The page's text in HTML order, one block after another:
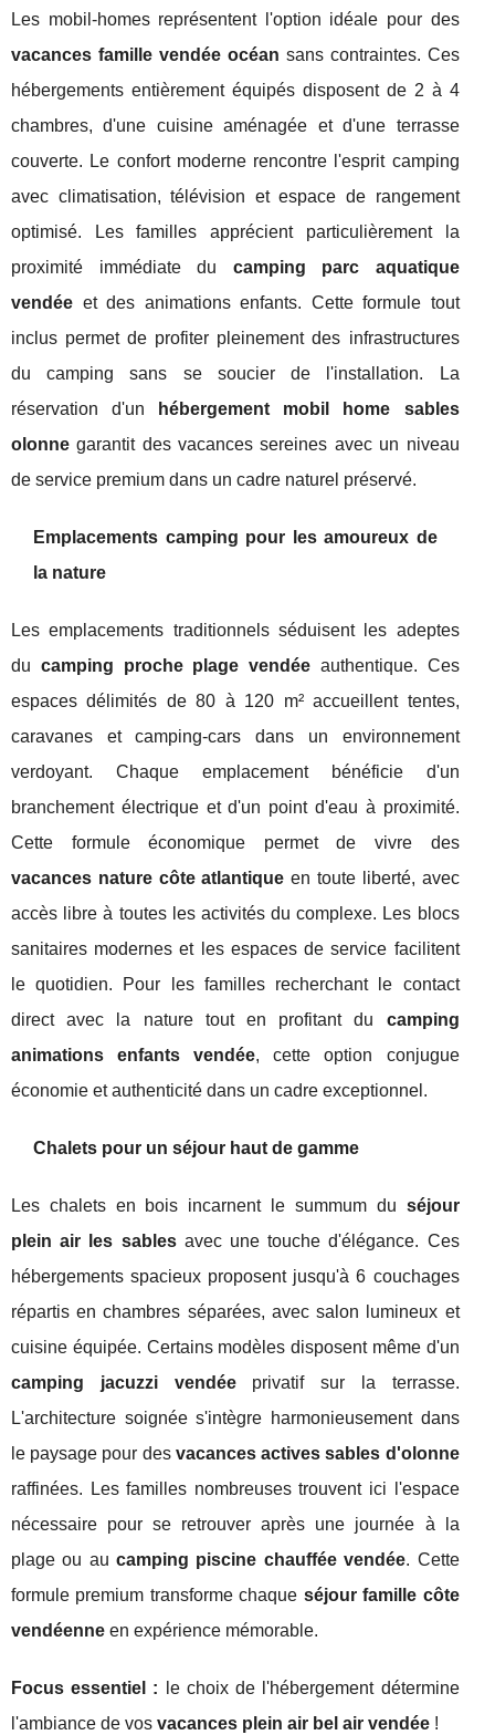
Les mobil-homes représentent l'option idéale pour des
vacances famille vendée océan sans contraintes. Ces
hébergements entièrement équipés disposent de 2 à 4
chambres, d'une cuisine aménagée et d'une terrasse
couverte. Le confort moderne rencontre l'esprit camping
avec climatisation, télévision et espace de rangement
optimisé. Les familles apprécient particulièrement la
proximité immédiate du camping parc aquatique
vendée et des animations enfants. Cette formule tout
inclus permet de profiter pleinement des infrastructures
du camping sans se soucier de l'installation. La
réservation d'un
hébergement mobil home sables
olonne garantit des vacances sereines avec un niveau
de service premium dans un cadre naturel préservé.
Emplacements camping pour les amoureux de
la nature
Les emplacements traditionnels séduisent les adeptes
du camping proche plage vendée authentique. Ces
espaces délimités de 80 à 120 m² accueillent tentes,
caravanes et camping-cars dans un environnement
verdoyant. Chaque emplacement bénéficie d'un
branchement électrique et d'un point d'eau à proximité.
Cette formule économique permet de vivre des
vacances nature côte atlantique en toute liberté, avec
accès libre à toutes les activités du complexe. Les blocs
sanitaires modernes et les espaces de service facilitent
le quotidien. Pour les familles recherchant le contact
direct avec la nature tout en profitant du camping
animations enfants vendée, cette option conjugue
économie et authenticité dans un cadre exceptionnel.
Chalets pour un séjour haut de gamme
Les chalets en bois incarnent le summum du séjour
plein air les sablesavec une touche d'élégance. Ces
hébergements spacieux proposent jusqu'à 6 couchages
répartis en chambres séparées, avec salon lumineux et
cuisine équipée. Certains modèles disposent même d'un
camping jacuzzi vendéeprivatif sur la terrasse.
L'architecture soignée s'intègre harmonieusement dans
le paysage pour des vacances actives sables d'olonne
raffinées. Les familles nombreuses trouvent ici l'espace
nécessaire pour se retrouver après une journée à la
plage ou aucamping piscine chauffée vendée. Cette
formule premium transforme chaque séjour famille côte
vendéenne en expérience mémorable.
Focus essentiel : le choix de l'hébergement détermine
l'ambiance de vos vacances plein air bel air vendée !